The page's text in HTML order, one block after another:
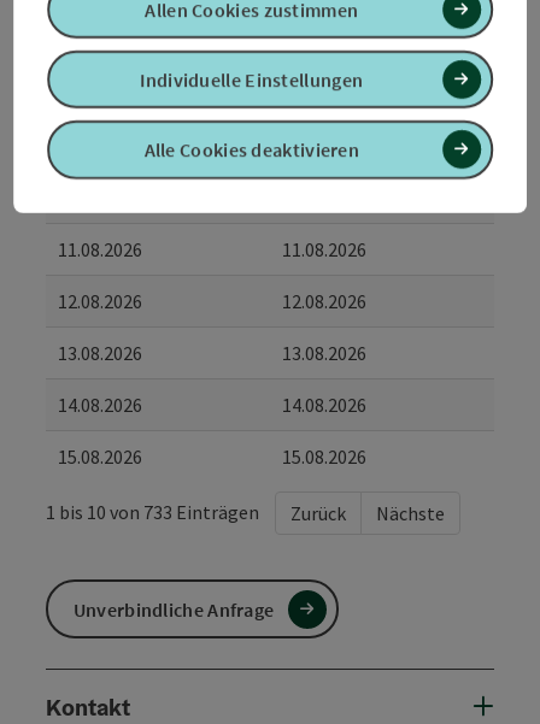
07.08.2026 07.08.2026
08.08.2026 08.08.2026
09.08.2026
11.08.2026 11.08.2026
12.08.2026 12.08.2026
13.08.2026 13.08.2026
14.08.2026 14.08.2026
15.08.2026 15.08.2026
1 bis 10 von 733 Einträgen Zurück Nächste
Unverbindliche Anfrage
Kontakt
Alle Cookies deaktivieren
Individuelle Einstellungen
Allen Cookies zustimmen